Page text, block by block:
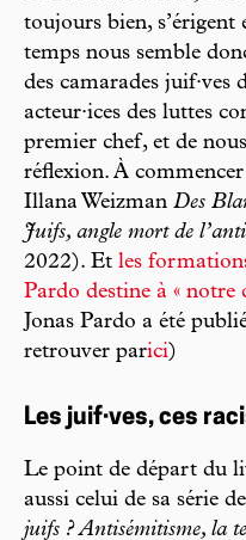
toujours bien, s’érigent
temps nous semble
des camarades juif·ves
acteur·ices des luttes
premier chef, et de
réflexion. À
Illana Weizman Des
Juifs, angle mort de
2022). Et les
Pardo destine à « notre
Jonas Pardo a été
retrouver parici)
Les juif·ves, ces
Le point de départ du
aussi celui de sa série
juifs ? Antisémitisme, la